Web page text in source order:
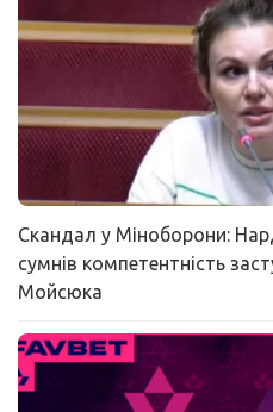
Скандал у Міноборони:
сумнів компетентність
Мойсюка